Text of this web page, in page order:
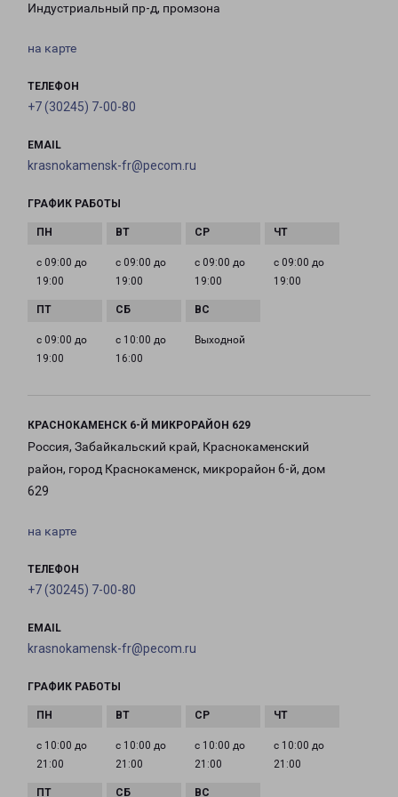
Индустриальный пр-д, промзона
на карте
ТЕЛЕФОН
+7 (30245) 7-00-80
EMAIL
krasnokamensk-fr@pecom.ru
ГРАФИК РАБОТЫ
с 09:00 до
19:00
с 09:00 до
19:00
с 09:00 до
19:00
с 09:00 до
19:00
с 09:00 до
19:00
с 10:00 до
16:00
Выходной
КРАСНОКАМЕНСК 6-Й МИКРОРАЙОН 629
Россия, Забайкальский край, Краснокаменский
район, город Краснокаменск, микрорайон 6-й, дом
629
на карте
ТЕЛЕФОН
+7 (30245) 7-00-80
EMAIL
krasnokamensk-fr@pecom.ru
ГРАФИК РАБОТЫ
с 10:00 до
21:00
с 10:00 до
21:00
с 10:00 до
21:00
с 10:00 до
21:00